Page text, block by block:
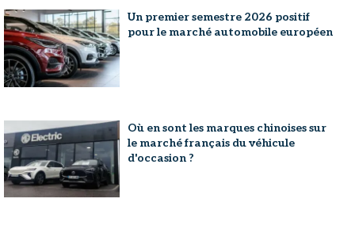
Un premier semestre 2026 positif
pour le marché automobile européen
Où en sont les marques chinoises sur
le marché français du véhicule
d'occasion ?